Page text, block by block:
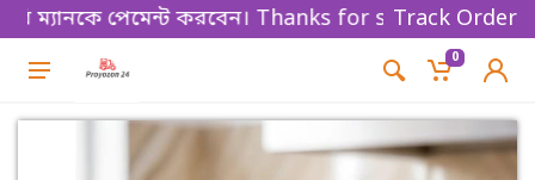
পেমেন্ট করবেন। Thanks for shopping!Track Order
0